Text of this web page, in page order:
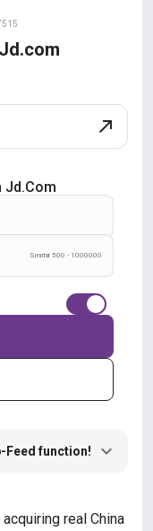
Jd.com
Sınırlar 500 - 1000000
Feed function!
real China